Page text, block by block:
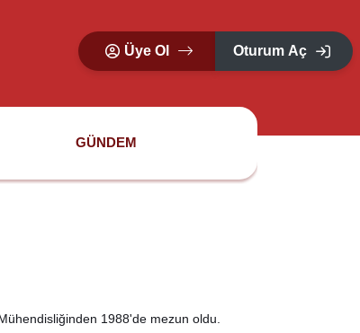
Üye Ol Oturum Aç
GÜNDEM
1988'de mezun oldu.